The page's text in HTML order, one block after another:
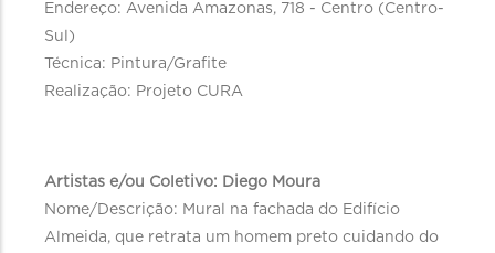
Endereço: Avenida Amazonas, 718 - Centro (Centro-
Sul)
Técnica: Pintura/Grafite
Realização: Projeto CURA
Artistas e/ou Coletivo: Diego Moura
Nome/Descrição: Mural na fachada do Edifício
Almeida, que retrata um homem preto cuidando do